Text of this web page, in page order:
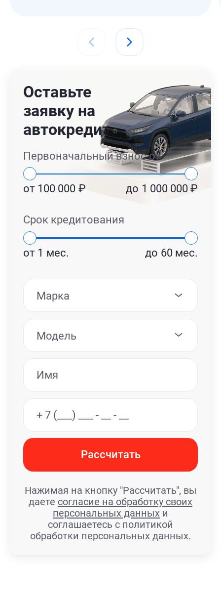
Оставьте
заявку на
автокредит
Первоначальный взнос от
от 100 000 ₽ до 1 000 000 ₽
Срок кредитования
от 1 мес. до 60 мес.
Марка
Модель
Рассчитать
Нажимая на кнопку "Рассчитать", вы
даете согласие на обработку своих
персональных данных и
соглашаетесь с политикой
обработки персональных данных.